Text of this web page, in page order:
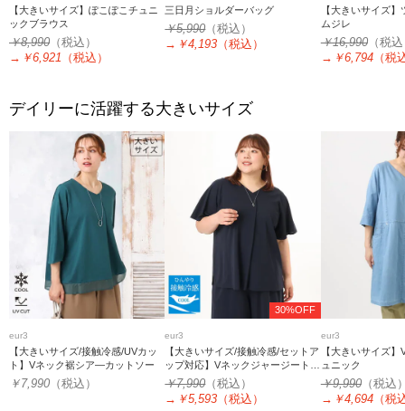
【大きいサイズ】ぽこぽこチュニ
ックブラウス
￥8,990 （税込）
→ ￥6,921 （税込）
三日月ショルダーバッグ
￥5,990（税込）
→ ￥4,193 （税込）
【大きいサイズ
ムジレ
￥16,990（税
→ ￥6,794（税
デイリーに活躍する大きいサイズ
eur3
【大きいサイズ/接触冷感/UVカッ
ト】Vネック裾シア―カットソー
￥7,990 （税込）
30%OFF
eur3
【大きいサイズ/接触冷感/セットア
ップ対応】Vネックジャージートッ
プス
￥7,990（税込）
→ ￥5,593 （税込）
eur3
【大きいサイズ
ュニック
￥9,990（税込
→ ￥4,694（税